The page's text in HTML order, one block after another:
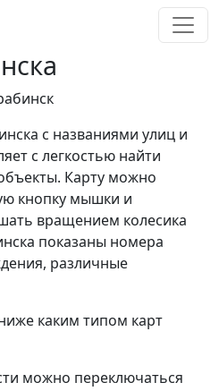
с названиями улиц и
с легкостью найти
Карту можно
кнопку мышки и
вращением колесика
показаны номера
различные
каким типом карт
можно переключаться